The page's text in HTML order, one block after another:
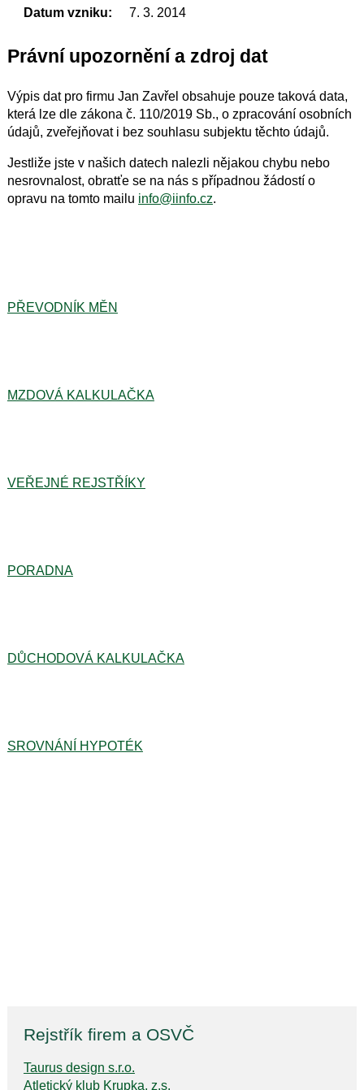
Datum vzniku: 7. 3. 2014
Právní upozornění a zdroj dat
Výpis dat pro firmu Jan Zavřel obsahuje pouze taková data,
která lze dle zákona č. 110/2019 Sb., o zpracování osobních
údajů, zveřejňovat i bez souhlasu subjektu těchto údajů.
Jestliže jste v našich datech nalezli nějakou chybu nebo
nesrovnalost, obratťe se na nás s případnou žádostí o
opravu na tomto mailu info@iinfo.cz.
PŘEVODNÍK MĚN
MZDOVÁ KALKULAČKA
VEŘEJNÉ REJSTŘÍKY
PORADNA
DŮCHODOVÁ KALKULAČKA
SROVNÁNÍ HYPOTÉK
Rejstřík firem a OSVČ
Taurus design s.r.o.
Atletický klub Krupka, z.s.